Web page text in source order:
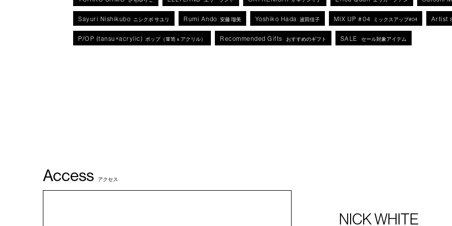
Sayuri Nishikubo ニシクボ サユリ Rumi Ando 安藤 瑠美 Yoshiko Hada 波田佳子 MIX UP #04 ミックスアップ#04 Artist
P/OP (tansu×acrylic) ポップ（箪笥ｘアクリル） Recommended Gifts おすすめのギフト SALE セール対象アイテム
Access アクセス
NICK WHITE